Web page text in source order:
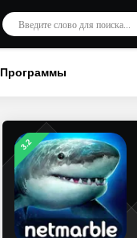
Программы
3.2